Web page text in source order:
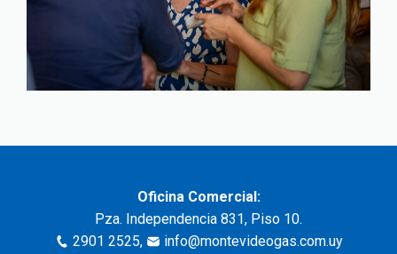
Oficina Comercial:
Pza. Independencia 831, Piso 10.
2901 2525, info@montevideogas.com.uy